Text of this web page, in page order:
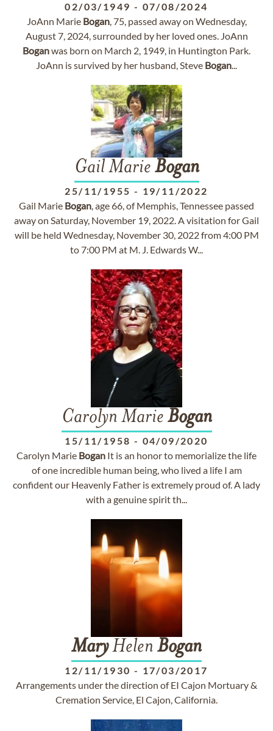
02/03/1949 - 07/08/2024
JoAnn Marie Bogan, 75, passed away on Wednesday,
August 7, 2024, surrounded by her loved ones. JoAnn
Boganwas born on March 2, 1949, in Huntington Park.
JoAnn is survived by her husband, Steve Bogan...
Gail Marie Bogan
25/11/1955 - 19/11/2022
Gail Marie Bogan, age 66, of Memphis, Tennessee passed
away on Saturday, November 19, 2022. A visitation for Gail
will be held Wednesday, November 30, 2022 from 4:00 PM
to 7:00 PM at M. J. Edwards W...
Carolyn Marie Bogan
15/11/1958 - 04/09/2020
Carolyn Marie Bogan ​It is an honor to memorialize the life
of one incredible human being, who lived a life I am
confident our Heavenly Father is extremely proud of. A lady
with a genuine spirit th...
MaryHelen Bogan
12/11/1930 - 17/03/2017
Arrangements under the direction of EI Cajon Mortuary &
Cremation Service, El Cajon, California.